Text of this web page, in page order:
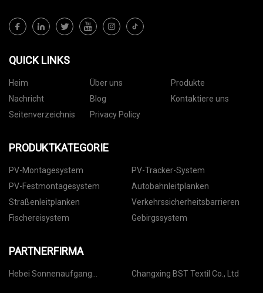
QUICK LINKS
Heim Über uns
Produkte
Nachricht
Blog
Kontaktiere uns
Seitenverzeichnis
Privacy Policy
PRODUKTKATEGORIE
PV-Montagesystem
PV-Tracker-System
PV-Festmontagesystem
Autobahnleitplanken
Straßenleitplanken
Verkehrssicherheitsbarrieren
Fischereisystem
Gebirgssystem
PARTNERFIRMA
Hebei Sonnenaufgang
Changxing BST Textil Co., Ltd